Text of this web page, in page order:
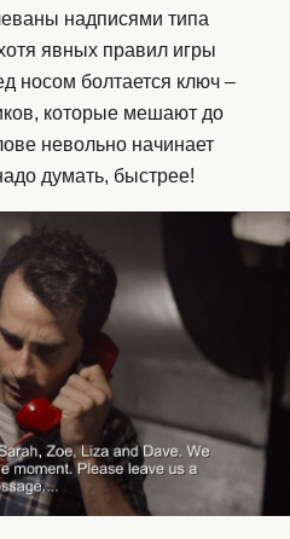
надписями типа
явных правил игры
носом болтается ключ –
которые мешают до
невольно начинает
думать, быстрее!